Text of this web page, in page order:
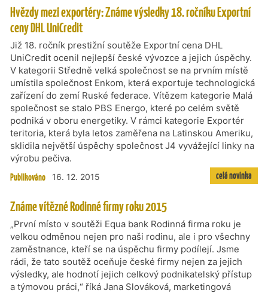
Hvězdy mezi exportéry: Známe výsledky 18. ročníku Exportní
ceny DHL UniCredit
Již 18. ročník prestižní soutěže Exportní cena DHL
UniCredit ocenil nejlepší české vývozce a jejich úspěchy.
V kategorii Středně velká společnost se na prvním místě
umístila společnost Enkom, která exportuje technologická
zařízení do zemí Ruské federace. Vítězem kategorie Malá
společnost se stalo PBS Energo, které po celém světě
podniká v oboru energetiky. V rámci kategorie Exportér
teritoria, která byla letos zaměřena na Latinskou Ameriku,
sklidila největší úspěchy společnost J4 vyvážející linky na
výrobu pečiva.
Publikováno 16. 12. 2015 celá novinka
Známe vítězné Rodinné firmy roku 2015
„První místo v soutěži Equa bank Rodinná firma roku je
velkou odměnou nejen pro naši rodinu, ale i pro všechny
zaměstnance, kteří se na úspěchu firmy podílejí. Jsme
rádi, že tato soutěž oceňuje české firmy nejen za jejich
výsledky, ale hodnotí jejich celkový podnikatelský přístup
a týmovou práci,“ říká Jana Slováková, marketingová